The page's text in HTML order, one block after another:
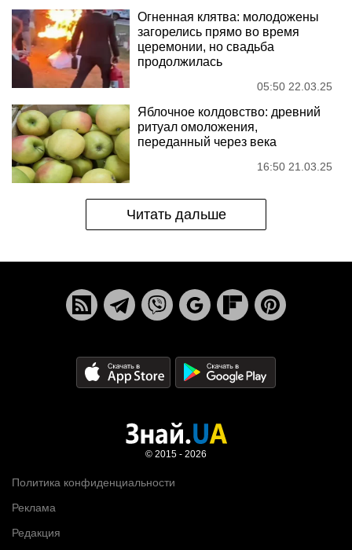
Огненная клятва: молодожены
загорелись прямо во время
церемонии, но свадьба
продолжилась
05:50 22.03.25
Яблочное колдовство: древний
ритуал омоложения,
переданный через века
16:50 21.03.25
Читать дальше
Политика конфиденциальности
Реклама
Редакция
© 2015 - 2026